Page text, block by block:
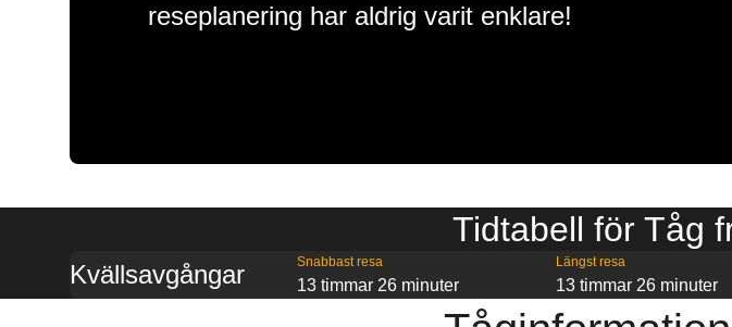
reseplanering har aldrig varit enklare!
Tidtabell för Tåg
Kvällsavgångar Snabbast resa
13 timmar 26 minuter
Längst resa
13 timmar 26 minuter